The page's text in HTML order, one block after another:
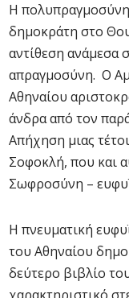
Η πολυπραγμοσύνη
δημοκράτη στο
αντίθεση ανάμεσα
απραγμοσύνη. Ο
Αθηναίου
άνδρα από τον
Απήχηση μιας
Σοφοκλή, που και
Σωφροσύνη –
Η πνευματική
του Αθηναίου
δεύτερο βιβλίο